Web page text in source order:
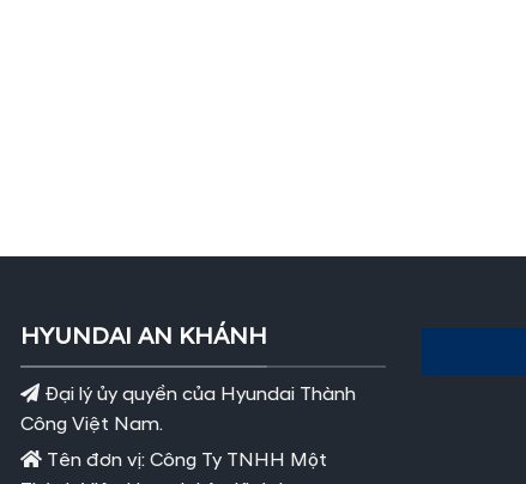
HYUNDAI AN KHÁNH
Đại lý ủy quyền của Hyundai Thành
Công Việt Nam.
Tên đơn vị: Công Ty TNHH Một